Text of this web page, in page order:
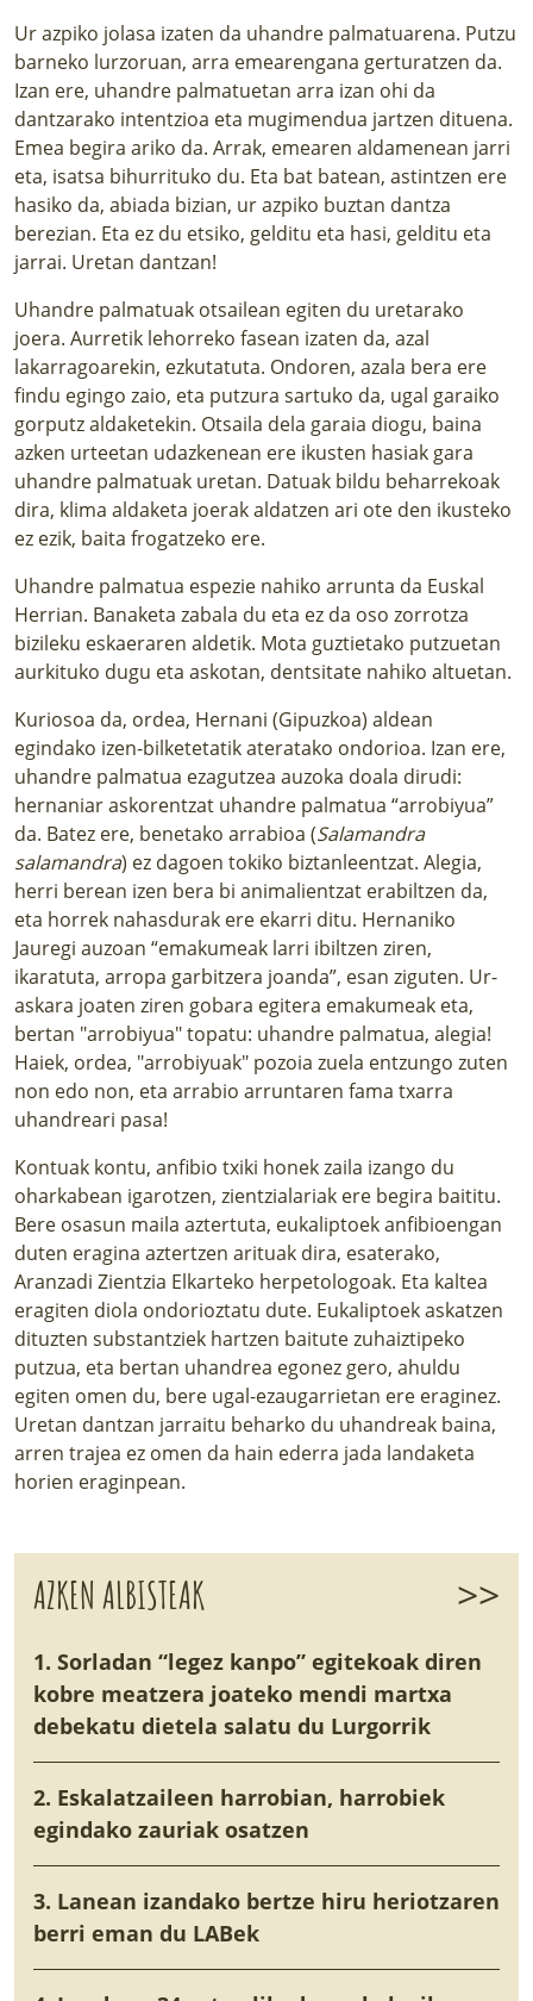
Ur azpiko jolasa izaten da uhandre palmatuarena. Putzu
barneko lurzoruan, arra emearengana gerturatzen da.
Izan ere, uhandre palmatuetan arra izan ohi da
dantzarako intentzioa eta mugimendua jartzen dituena.
Emea begira ariko da. Arrak, emearen aldamenean jarri
eta, isatsa bihurrituko du. Eta bat batean, astintzen ere
hasiko da, abiada bizian, ur azpiko buztan dantza
berezian. Eta ez du etsiko, gelditu eta hasi, gelditu eta
jarrai. Uretan dantzan!
Uhandre palmatuak otsailean egiten du uretarako
joera. Aurretik lehorreko fasean izaten da, azal
lakarragoarekin, ezkutatuta. Ondoren, azala bera ere
findu egingo zaio, eta putzura sartuko da, ugal garaiko
gorputz aldaketekin. Otsaila dela garaia diogu, baina
azken urteetan udazkenean ere ikusten hasiak gara
uhandre palmatuak uretan. Datuak bildu beharrekoak
dira, klima aldaketa joerak aldatzen ari ote den ikusteko
ez ezik, baita frogatzeko ere.
Uhandre palmatua espezie nahiko arrunta da Euskal
Herrian. Banaketa zabala du eta ez da oso zorrotza
bizileku eskaeraren aldetik. Mota guztietako putzuetan
aurkituko dugu eta askotan, dentsitate nahiko altuetan.
Kuriosoa da, ordea, Hernani (Gipuzkoa) aldean
egindako izen-bilketetatik ateratako ondorioa. Izan ere,
uhandre palmatua ezagutzea auzoka doala dirudi:
hernaniar askorentzat uhandre palmatua “arrobiyua”
da. Batez ere, benetako arrabioa (Salamandra
salamandra) ez dagoen tokiko biztanleentzat. Alegia,
herri berean izen bera bi animalientzat erabiltzen da,
eta horrek nahasdurak ere ekarri ditu. Hernaniko
Jauregi auzoan “emakumeak larri ibiltzen ziren,
ikaratuta, arropa garbitzera joanda”, esan ziguten. Ur-
askara joaten ziren gobara egitera emakumeak eta,
bertan "arrobiyua" topatu: uhandre palmatua, alegia!
Haiek, ordea, "arrobiyuak" pozoia zuela entzungo zuten
non edo non, eta arrabio arruntaren fama txarra
uhandreari pasa!
Kontuak kontu, anfibio txiki honek zaila izango du
oharkabean igarotzen, zientzialariak ere begira baititu.
Bere osasun maila aztertuta, eukaliptoek anfibioengan
duten eragina aztertzen arituak dira, esaterako,
Aranzadi Zientzia Elkarteko herpetologoak. Eta kaltea
eragiten diola ondorioztatu dute. Eukaliptoek askatzen
dituzten substantziek hartzen baitute zuhaiztipeko
putzua, eta bertan uhandrea egonez gero, ahuldu
egiten omen du, bere ugal-ezaugarrietan ere eraginez.
Uretan dantzan jarraitu beharko du uhandreak baina,
arren trajea ez omen da hain ederra jada landaketa
horien eraginpean.
AZKEN ALBISTEAK >>
1. Sorladan “legez kanpo” egitekoak diren
kobre meatzera joateko mendi martxa
debekatu dietela salatu du Lurgorrik
2. Eskalatzaileen harrobian, harrobiek
egindako zauriak osatzen
3. Lanean izandako bertze hiru heriotzaren
berri eman du LABek